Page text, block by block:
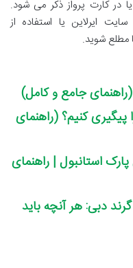
در کارت پرواز ذکر می شود.
ایرلاین یا استفاده از
مطلع شوید.
جامع و کامل)
کنیم؟ (راهنمای
استانبول | راهنمای
دبی: هر آنچه باید